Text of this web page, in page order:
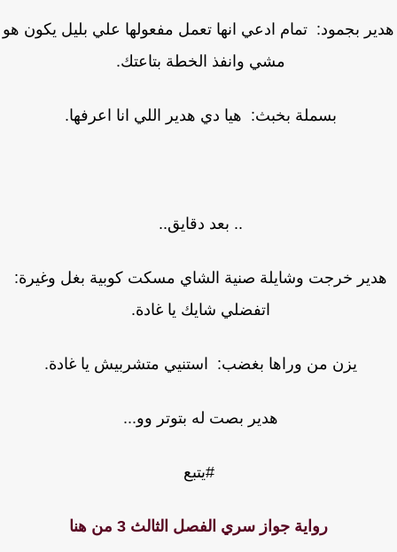
بجمود: تمام ادعي انها تعمل مفعولها علي بليل يكون هو
مشي وانفذ الخطة بتاعتك.
بسملة بخبث: هيا دي هدير اللي انا اعرفها.
.. بعد دقايق..
خرجت وشايلة صنية الشاي مسكت كوبية بغل وغيرة:
اتفضلي شايك يا غادة.
يزن من وراها بغضب: استنيي متشربيش يا غادة.
هدير بصت له بتوتر وو...
#يتبع
رواية جواز سري الفصل الثالث 3 من هنا